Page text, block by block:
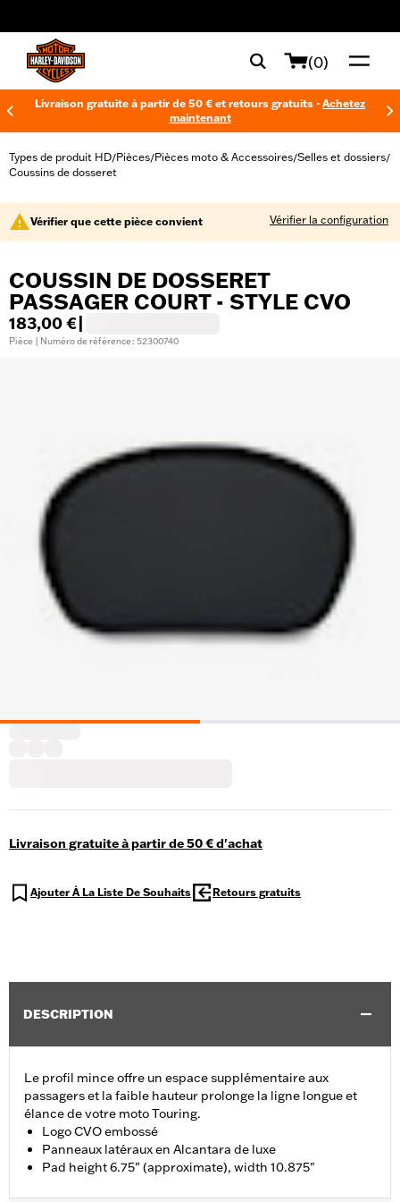
(0)
Livraison gratuite à partir de 50 € et retours gratuits - Achetez
maintenant
Types de produit HD/Pièces/Pièces moto & Accessoires/Selles et dossiers/
Coussins de dosseret
Vérifier que cette pièce convient Vérifier la configuration
COUSSIN DE DOSSERET
PASSAGER COURT - STYLE CVO
183,00 €
Pièce | Numéro de référence : 52300740
Livraison gratuite à partir de 50 € d'achat
Ajouter À La Liste De Souhaits Retours gratuits
DESCRIPTION
Le profil mince offre un espace supplémentaire aux
passagers et la faible hauteur prolonge la ligne longue et
élance de votre moto Touring.
Logo CVO embossé
Panneaux latéraux en Alcantara de luxe
Pad height 6.75" (approximate), width 10.875"